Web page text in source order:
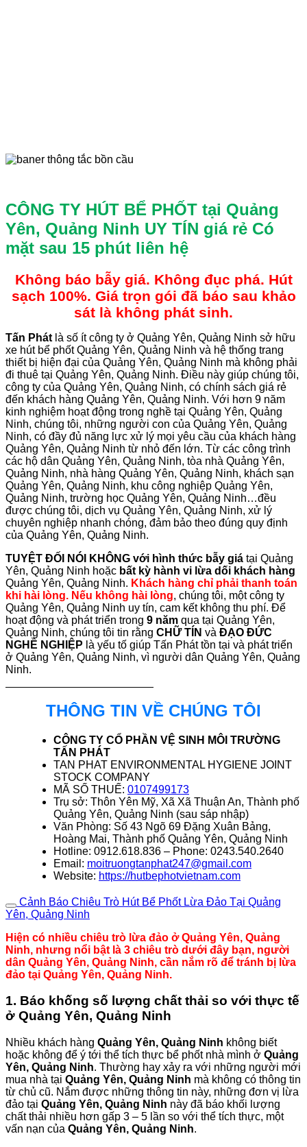
CÔNG TY HÚT BỂ PHỐT tại Quảng
Yên, Quảng Ninh UY TÍN giá rẻ Có
mặt sau 15 phút liên hệ
Không báo bẫy giá. Không đục phá. Hút
sạch 100%. Giá trọn gói đã báo sau khảo
sát là không phát sinh.
Tấn Phát là số ít công ty ở Quảng Yên, Quảng Ninh sở hữu
xe hút bể phốt Quảng Yên, Quảng Ninh và hệ thống trang
thiết bị hiện đại của Quảng Yên, Quảng Ninh mà không phải
đi thuê tại Quảng Yên, Quảng Ninh. Điều này giúp chúng tôi,
công ty của Quảng Yên, Quảng Ninh, có chính sách giá rẻ
đến khách hàng Quảng Yên, Quảng Ninh. Với hơn 9 năm
kinh nghiệm hoạt động trong nghề tại Quảng Yên, Quảng
Ninh, chúng tôi, những người con của Quảng Yên, Quảng
Ninh, có đầy đủ năng lực xử lý mọi yêu cầu của khách hàng
Quảng Yên, Quảng Ninh từ nhỏ đến lớn. Từ các công trình
các hộ dân Quảng Yên, Quảng Ninh, tòa nhà Quảng Yên,
Quảng Ninh, nhà hàng Quảng Yên, Quảng Ninh, khách sạn
Quảng Yên, Quảng Ninh, khu công nghiệp Quảng Yên,
Quảng Ninh, trường học Quảng Yên, Quảng Ninh…đều
được chúng tôi, dịch vụ Quảng Yên, Quảng Ninh, xử lý
chuyên nghiệp nhanh chóng, đảm bảo theo đúng quy định
của Quảng Yên, Quảng Ninh.
TUYỆT ĐỐI NÓI KHÔNG với hình thức bẫy giá tại Quảng
Yên, Quảng Ninh hoặc bất kỳ hành vi lừa dối khách hàng
Quảng Yên, Quảng Ninh. Khách hàng chỉ phải thanh toán
khi hài lòng. Nếu không hài lòng, chúng tôi, một công ty
Quảng Yên, Quảng Ninh uy tín, cam kết không thu phí. Để
hoạt động và phát triển trong 9 năm qua tại Quảng Yên,
Quảng Ninh, chúng tôi tin rằng CHỮ TÍN và ĐẠO ĐỨC
NGHỀ NGHIỆP là yếu tố giúp Tấn Phát tồn tại và phát triển
ở Quảng Yên, Quảng Ninh, vì người dân Quảng Yên, Quảng
Ninh.
THÔNG TIN VỀ CHÚNG TÔI
CÔNG TY CỔ PHẦN VỆ SINH MÔI TRƯỜNG
TẤN PHÁT
TAN PHAT ENVIRONMENTAL HYGIENE JOINT
STOCK COMPANY
MÃ SỐ THUẾ: 0107499173
Trụ sở: Thôn Yên Mỹ, Xã Xã Thuận An, Thành phố
Quảng Yên, Quảng Ninh (sau sáp nhập)
Văn Phòng: Số 43 Ngõ 69 Đặng Xuân Bảng,
Hoàng Mai, Thành phố Quảng Yên, Quảng Ninh
Hotline: 0912.618.836 – Phone: 0243.540.2640
Email: moitruongtanphat247@gmail.com
Website: https://hutbephotvietnam.com
Cảnh Báo Chiêu Trò Hút Bể Phốt Lừa Đảo Tại Quảng
Yên, Quảng Ninh
Hiện có nhiều chiêu trò lừa đảo ở Quảng Yên, Quảng
Ninh, nhưng nổi bật là 3 chiêu trò dưới đây bạn, người
dân Quảng Yên, Quảng Ninh, cần nắm rõ để tránh bị lừa
đảo tại Quảng Yên, Quảng Ninh.
1. Báo khống số lượng chất thải so với thực tế
ở Quảng Yên, Quảng Ninh
Nhiều khách hàng Quảng Yên, Quảng Ninh không biết
hoặc không để ý tới thể tích thực bể phốt nhà mình ở Quảng
Yên, Quảng Ninh. Thường hay xảy ra với những người mới
mua nhà tại Quảng Yên, Quảng Ninh mà không có thông tin
từ chủ cũ. Nắm được những thông tin này, những đơn vị lừa
đảo tại Quảng Yên, Quảng Ninh này đã báo khối lượng
chất thải nhiều hơn gấp 3 – 5 lần so với thể tích thực, một
vấn nạn của Quảng Yên, Quảng Ninh.